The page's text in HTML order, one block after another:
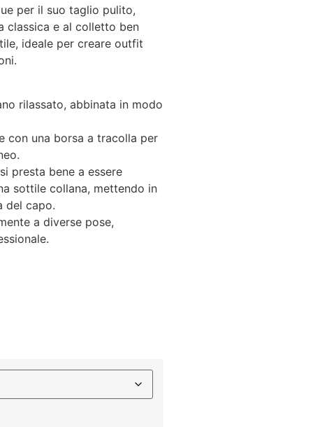
per il suo taglio pulito,
classica e al colletto ben
ideale per creare outfit
rilassato, abbinata in modo
con una borsa a tracolla per
presta bene a essere
sottile collana, mettendo in
del capo.
a diverse pose,